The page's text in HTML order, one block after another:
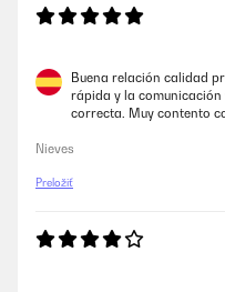
Buena relación calidad
rápida y la
correcta. Muy contento
Nieves
Preložiť